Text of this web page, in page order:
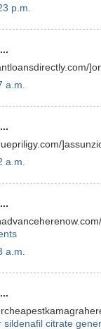
p.m.
a.m.
a.m.
a.m.
sildenafil citrate